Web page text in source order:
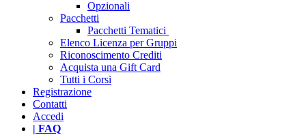
Opzionali
Pacchetti
Pacchetti Tematici
Elenco Licenza per Gruppi
Riconoscimento Crediti
Acquista una Gift Card
Tutti i Corsi
Registrazione
Contatti
Accedi
| FAQ